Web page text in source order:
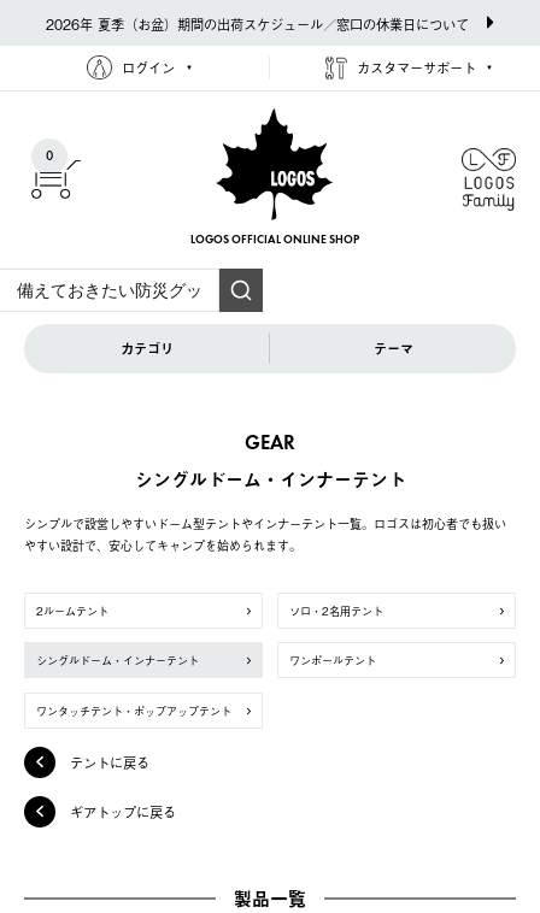
2026年 夏季（お盆）期間の出荷スケジュール／窓口の休業日について
ログイン カスタマーサポート
0
LOGOS OFFICIAL ONLINE SHOP
カテゴリ テーマ
GEAR
シングルドーム・インナーテント
シンプルで設営しやすいドーム型テントやインナーテント一覧。ロゴスは初心者でも扱い
やすい設計で、安心してキャンプを始められます。
2ルームテント ソロ・2名用テント
シングルドーム・インナーテント ワンポールテント
ワンタッチテント・ポップアップテント
テントに戻る
ギアトップに戻る
製品一覧